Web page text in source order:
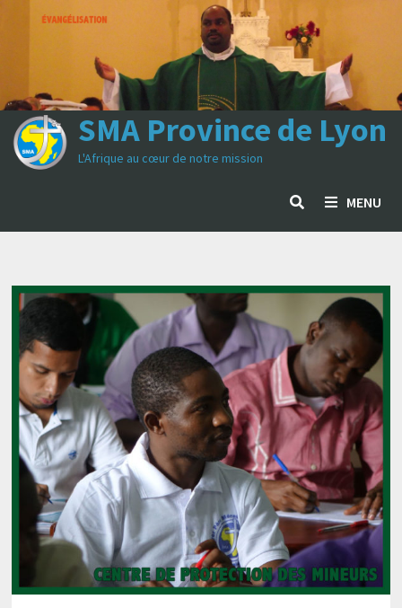
Passer
SMA Province de Lyon
L'Afrique au cœur de notre mission
MENU